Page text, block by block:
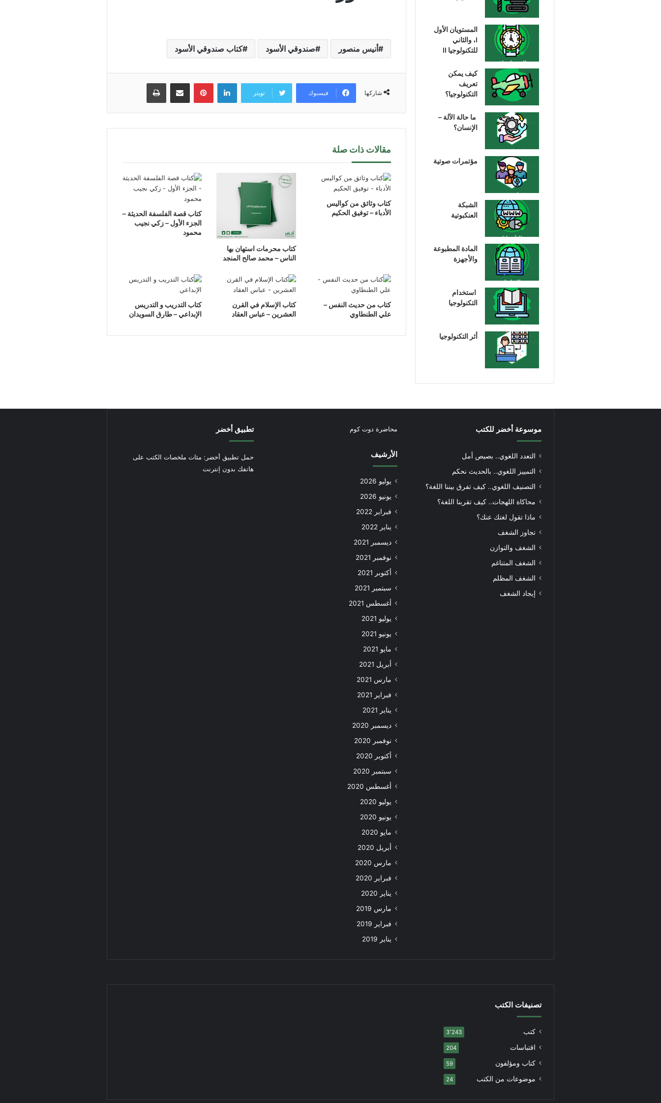
أنيس منصور صندوقي الأسود كتاب صندوقي الأسود
شاركها فيسبوك تويتر
لينكدإن بينتيريستمشاركة عبر البريد طباعة
مقالات ذات صلة
كتاب وثائق من كواليس
الأدباء – توفيق الحكيم
كتاب محرمات استهان بها
الناس – محمد صالح المنجد
كتاب قصة الفلسفة الحديثة –
الجزء الأول – زكي نجيب
محمود
كتاب من حديث النفس –
علي الطنطاوي
كتاب الإسلام في القرن
العشرين – عباس العقاد
كتاب التدريب و التدريس
الإبداعي – طارق السويدان
المستويان الأول
I، والثاني
للتكنولوجيا II
كيف يمكن
تعريف
التكنولوجيا؟
ما حالة الآلة –
الإنسان؟
مؤتمرات صوتية
الشبكة
العنكبوتية
المادة المطبوعة
والأجهزة
استخدام
التكنولوجيا
أثر التكنولوجيا
موسوعة أخضر للكتب
التعدد اللغوي.. بصيص أمل
التمييز اللغوي.. بالحديث نحكم
التصنيف اللغوي.. كيف تفرق بيننا اللغة؟
محاكاة اللهجات.. كيف تقربنا اللغة؟
ماذا تقول لغتك عنك؟
تجاوز الشغف
الشغف والتوازن
الشغف المتناغم
الشغف المظلم
إيجاد الشغف
محاضرة دوت كوم
الأرشيف
يوليو 2026
يونيو 2026
فبراير 2022
يناير 2022
ديسمبر 2021
نوفمبر 2021
أكتوبر 2021
سبتمبر 2021
أغسطس 2021
يوليو 2021
يونيو 2021
مايو 2021
أبريل 2021
مارس 2021
فبراير 2021
يناير 2021
ديسمبر 2020
نوفمبر 2020
أكتوبر 2020
سبتمبر 2020
أغسطس 2020
يوليو 2020
يونيو 2020
مايو 2020
أبريل 2020
مارس 2020
فبراير 2020
يناير 2020
مارس 2019
فبراير 2019
يناير 2019
تطبيق أخضر
حمل تطبيق أخضر: مئات ملخصات الكتب على
هاتفك بدون إنترنت
تصنيفات الكتب
كتب 3٬243
اقتباسات 204
كتاب ومؤلفون 59
موضوعات من الكتب 24